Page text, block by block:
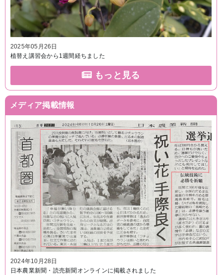
2025年05月26日
植替え講習会から1週間経ちました
もっと見る
メディア掲載情報
2024年10月28日
日本農業新聞・読売新聞オンラインに掲載されました